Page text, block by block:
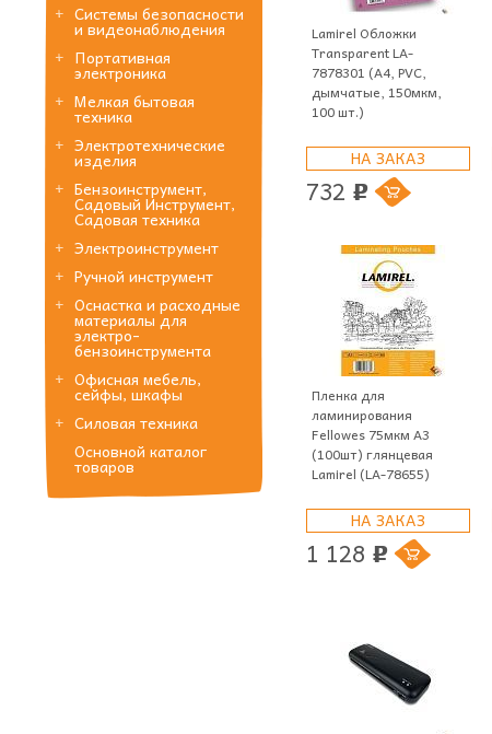
Системы безопасности
и видеонаблюдения
Портативная
электроника
Мелкая бытовая
техника
Электротехнические
изделия
Бензоинструмент,
Садовый Инструмент,
Садовая техника
Электроинструмент
Ручной инструмент
Оснастка и расходные
материалы для
электро-
бензоинструмента
Офисная мебель,
сейфы, шкафы
Силовая техника
Основной каталог
товаров
Lamirel Обложки
Transparent LA-
7878301 (A4, PVC,
дымчатые, 150мкм,
100 шт.)
НА ЗАКАЗ
732 p
Пленка для
ламинирования
Fellowes 75мкм A3
(100шт) глянцевая
Lamirel (LA-78655)
НА ЗАКАЗ
1 128 p